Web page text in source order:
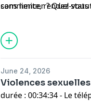
commencer ? Quel
sans limite, rendez-
June 24, 2026
Violences
durée : 00:34:34 - Le